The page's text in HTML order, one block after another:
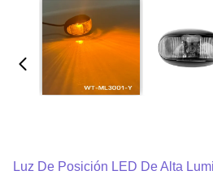
Luz De Posición LED De Alta